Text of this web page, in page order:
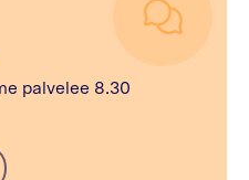
palvelee 8.30